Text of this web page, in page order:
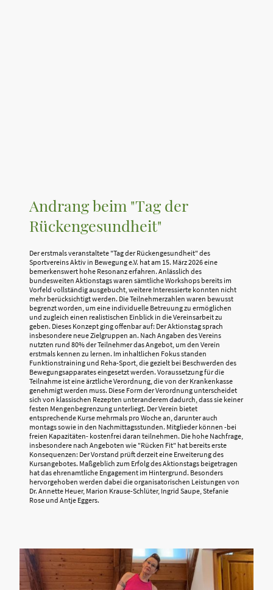
Andrang beim "Tag der
Rückengesundheit"
Der erstmals veranstaltete "Tag der Rückengesundheit" des
Sportvereins Aktiv in Bewegung e.V. hat am 15. März 2026 eine
bemerkenswert hohe Resonanz erfahren. Anlässlich des
bundesweiten Aktionstags waren sämtliche Workshops bereits im
Vorfeld vollständig ausgebucht, weitere Interessierte konnten nicht
mehr berücksichtigt werden. Die Teilnehmerzahlen waren bewusst
begrenzt worden, um eine individuelle Betreuung zu ermöglichen
und zugleich einen realistischen Einblick in die Vereinsarbeit zu
geben. Dieses Konzept ging offenbar auf: Der Aktionstag sprach
insbesondere neue Zielgruppen an. Nach Angaben des Vereins
nutzten rund 80% der Teilnehmer das Angebot, um den Verein
erstmals kennen zu lernen. Im inhaltlichen Fokus standen
Funktionstraining und Reha-Sport, die gezielt bei Beschwerden des
Bewegungsapparates eingesetzt werden. Voraussetzung für die
Teilnahme ist eine ärztliche Verordnung, die von der Krankenkasse
genehmigt werden muss. Diese Form der Verordnung unterscheidet
sich von klassischen Rezepten unteranderem dadurch, dass sie keiner
festen Mengenbegrenzung unterliegt. Der Verein bietet
entsprechende Kurse mehrmals pro Woche an, darunter auch
montags sowie in den Nachmittagsstunden. Mitglieder können -bei
freien Kapazitäten- kostenfrei daran teilnehmen. Die hohe Nachfrage,
insbesondere nach Angeboten wie "Rücken Fit" hat bereits erste
Konsequenzen: Der Vorstand prüft derzeit eine Erweiterung des
Kursangebotes. Maßgeblich zum Erfolg des Aktionstags beigetragen
hat das ehrenamtliche Engagement im Hintergrund. Besonders
hervorgehoben werden dabei die organisatorischen Leistungen von
Dr. Annette Heuer, Marion Krause-Schlüter, Ingrid Saupe, Stefanie
Rose und Antje Eggers.